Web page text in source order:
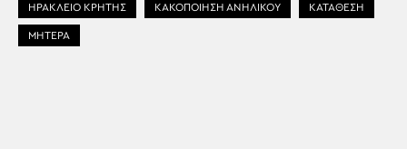
ΗΡΑΚΛΕΙΟ ΚΡΗΤΗΣ ΚΑΚΟΠΟΙΗΣΗ ΑΝΗΛΙΚΟΥ ΚΑΤΑΘΕΣΗ
ΜΗΤΕΡΑ